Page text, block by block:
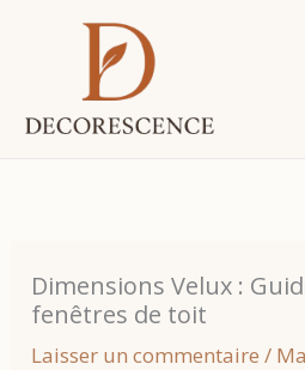
Dimensions Velux :
fenêtres de toit
Laisser un commentaire /